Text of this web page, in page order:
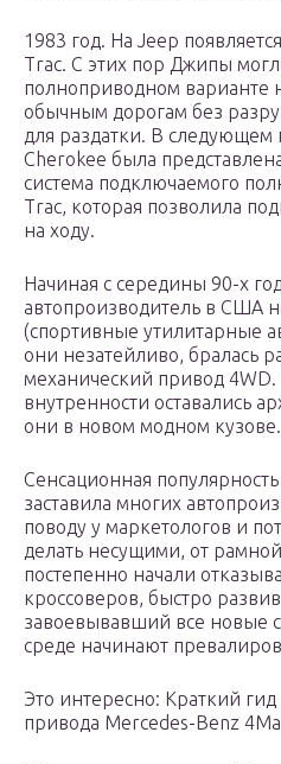
1983 год. На Jeep
Trac. С этих пор Джипы
полноприводном варианте
обычным дорогам без
для раздатки. В следующем
Cherokee была
система подключаемого
Trac, которая позволила
на ходу.
Начиная с середины 90-х
автопроизводитель в США
(спортивные утилитарные
они незатейливо, бралась
механический привод 4WD.
внутренности оставались
они в новом модном кузове.
Сенсационная
заставила многих
поводу у маркетологов и
делать несущими, от
постепенно начали
кроссоверов, быстро
завоевывавший все новые
среде начинают
Это интересно: Краткий
привода Mercedes-Benz